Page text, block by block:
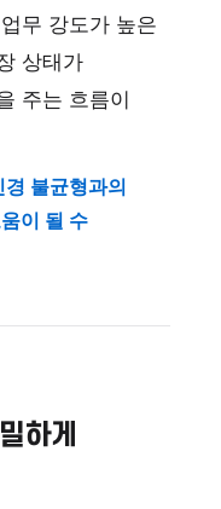
무 강도가 높은
상태가
주는 흐름이
불균형과의
이 될 수
하게